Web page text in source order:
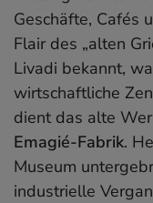
Geschäfte, Cafés
Flair des „alten
Livadi bekannt,
wirtschaftliche
dient das alte
Emagié-Fabrik.
Museum
industrielle